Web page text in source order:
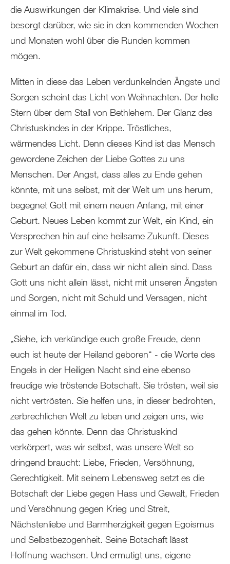
die Auswirkungen der Klimakrise. Und viele sind
besorgt darüber, wie sie in den kommenden Wochen
und Monaten wohl über die Runden kommen
mögen.
Mitten in diese das Leben verdunkelnden Ängste und
Sorgen scheint das Licht von Weihnachten. Der helle
Stern über dem Stall von Bethlehem. Der Glanz des
Christuskindes in der Krippe. Tröstliches,
wärmendes Licht. Denn dieses Kind ist das Mensch
gewordene Zeichen der Liebe Gottes zu uns
Menschen. Der Angst, dass alles zu Ende gehen
könnte, mit uns selbst, mit der Welt um uns herum,
begegnet Gott mit einem neuen Anfang, mit einer
Geburt. Neues Leben kommt zur Welt, ein Kind, ein
Versprechen hin auf eine heilsame Zukunft. Dieses
zur Welt gekommene Christuskind steht von seiner
Geburt an dafür ein, dass wir nicht allein sind. Dass
Gott uns nicht allein lässt, nicht mit unseren Ängsten
und Sorgen, nicht mit Schuld und Versagen, nicht
einmal im Tod.
„Siehe, ich verkündige euch große Freude, denn
euch ist heute der Heiland geboren“ - die Worte des
Engels in der Heiligen Nacht sind eine ebenso
freudige wie tröstende Botschaft. Sie trösten, weil sie
nicht vertrösten. Sie helfen uns, in dieser bedrohten,
zerbrechlichen Welt zu leben und zeigen uns, wie
das gehen könnte. Denn das Christuskind
verkörpert, was wir selbst, was unsere Welt so
dringend braucht: Liebe, Frieden, Versöhnung,
Gerechtigkeit. Mit seinem Lebensweg setzt es die
Botschaft der Liebe gegen Hass und Gewalt, Frieden
und Versöhnung gegen Krieg und Streit,
Nächstenliebe und Barmherzigkeit gegen Egoismus
und Selbstbezogenheit. Seine Botschaft lässt
Hoffnung wachsen. Und ermutigt uns, eigene